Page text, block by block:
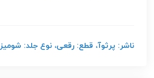
ناشر: پرثوآ، قطع: رقعی، نوع جلد: شومیز